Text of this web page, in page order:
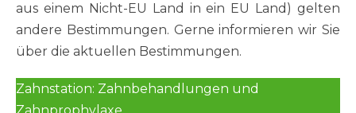
aus einem Nicht-EU Land in ein EU Land) gelten
andere Bestimmungen. Gerne informieren wir Sie
über die aktuellen Bestimmungen.
Zahnstation: Zahnbehandlungen und